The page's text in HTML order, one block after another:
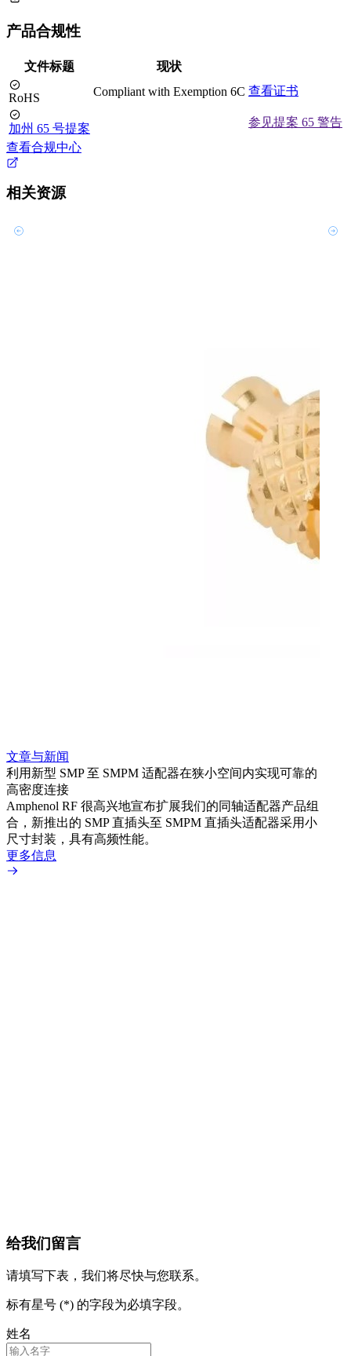
产品合规性
文件标题 现状
RoHS Compliant with Exemption 6C 查看证书
加州 65 号提案
参见提案 65 警告
查看合规中心
相关资源
文章与新闻
利用新型 SMP 至 SMPM 适配器在狭小空间内实现可靠的
高密度连接
Amphenol RF 很高兴地宣布扩展我们的同轴适配器产品组
合，新推出的 SMP 直插头至 SMPM 直插头适配器采用小
尺寸封装，具有高频性能。
更多信息
给我们留言
请填写下表，我们将尽快与您联系。
标有星号 (*) 的字段为必填字段。
姓名